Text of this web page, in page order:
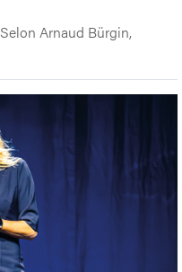
Selon Arnaud Bürgin,